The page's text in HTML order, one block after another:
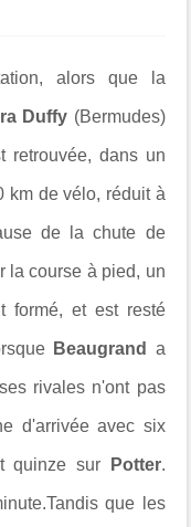
alors que la
Duffy (Bermudes)
retrouvée, dans un
km de vélo, réduit à
de la chute de
la course à pied, un
formé, et est resté
Beaugrand a
rivales n'ont pas
d'arrivée avec six
quinze sur Potter.
que les